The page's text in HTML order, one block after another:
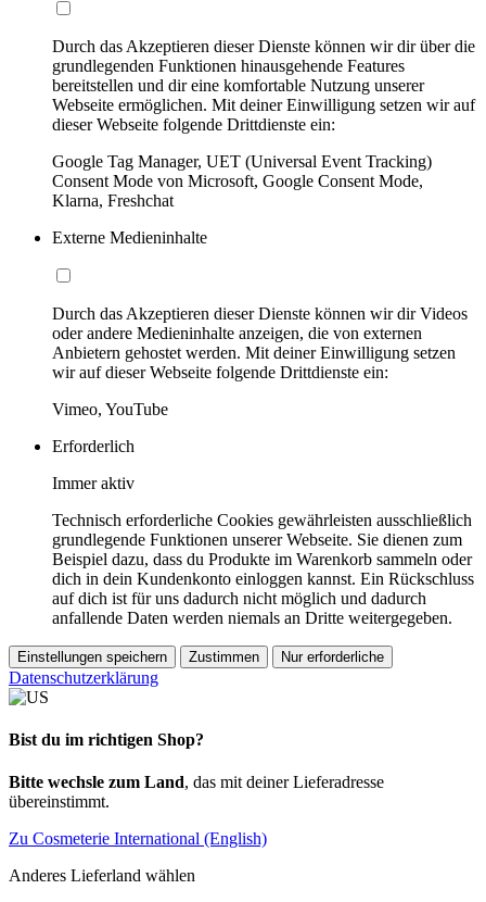
Durch das Akzeptieren dieser Dienste können wir dir über die
grundlegenden Funktionen hinausgehende Features
bereitstellen und dir eine komfortable Nutzung unserer
Webseite ermöglichen. Mit deiner Einwilligung setzen wir auf
dieser Webseite folgende Drittdienste ein:
Google Tag Manager, UET (Universal Event Tracking)
Consent Mode von Microsoft, Google Consent Mode,
Klarna, Freshchat
Externe Medieninhalte
Durch das Akzeptieren dieser Dienste können wir dir Videos
oder andere Medieninhalte anzeigen, die von externen
Anbietern gehostet werden. Mit deiner Einwilligung setzen
wir auf dieser Webseite folgende Drittdienste ein:
Vimeo, YouTube
Erforderlich
Immer aktiv
Technisch erforderliche Cookies gewährleisten ausschließlich
grundlegende Funktionen unserer Webseite. Sie dienen zum
Beispiel dazu, dass du Produkte im Warenkorb sammeln oder
dich in dein Kundenkonto einloggen kannst. Ein Rückschluss
auf dich ist für uns dadurch nicht möglich und dadurch
anfallende Daten werden niemals an Dritte weitergegeben.
Einstellungen speichern Zustimmen Nur erforderliche
Datenschutzerklärung
Bist du im richtigen Shop?
Bitte wechsle zum Land, das mit deiner Lieferadresse
übereinstimmt.
Zu Cosmeterie International (English)
Anderes Lieferland wählen